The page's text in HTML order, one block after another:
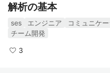
解析の基本
ses エンジニア コミュニケ
チーム開発
3